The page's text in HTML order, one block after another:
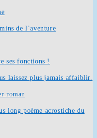
de l’aventure
ses fonctions !
laissez plus jamais affaiblir.
roman
long poème acrostiche du